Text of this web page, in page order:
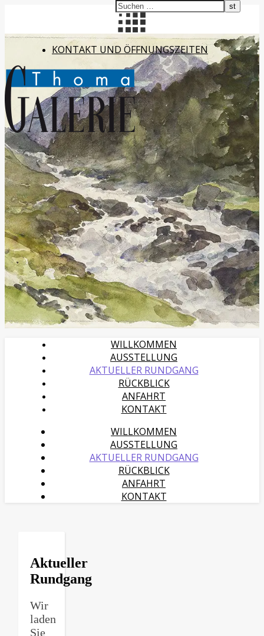
KONTAKT UND ÖFFNUNGSZEITEN
WILLKOMMEN
AUSSTELLUNG
AKTUELLER RUNDGANG
RÜCKBLICK
ANFAHRT
KONTAKT
WILLKOMMEN
AUSSTELLUNG
AKTUELLER RUNDGANG
RÜCKBLICK
ANFAHRT
KONTAKT
Aktueller
Rundgang
Wir
laden
Sie